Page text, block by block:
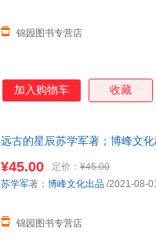
锦园图书专营店
加入购物车 收藏
远古的星辰苏学军著；博峰文
¥45.00 定价： ¥45.00
锦园图书专营店
苏学军著； 博峰文化出品 /2021-08-